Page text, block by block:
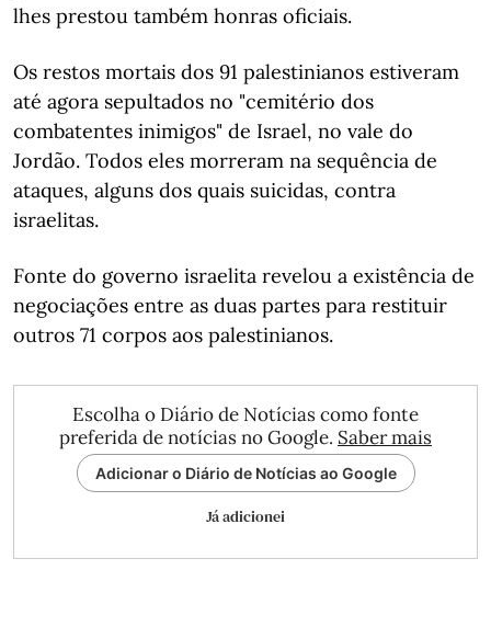
lhes prestou também honras oficiais.
Os restos mortais dos 91 palestinianos estiveram
até agora sepultados no "cemitério dos
combatentes inimigos" de Israel, no vale do
Jordão. Todos eles morreram na sequência de
ataques, alguns dos quais suicidas, contra
israelitas.
Fonte do governo israelita revelou a existência de
negociações entre as duas partes para restituir
outros 71 corpos aos palestinianos.
Escolha o Diário de Notícias como fonte
preferida de notícias no Google. Saber mais
Adicionar o Diário de Notícias ao Google
Já adicionei